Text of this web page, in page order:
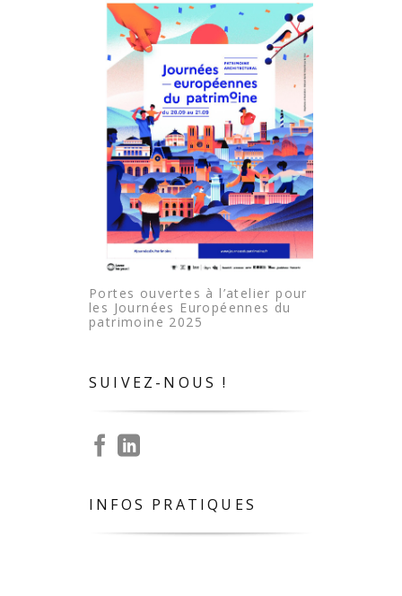
Portes ouvertes à l’atelier pour
les Journées Européennes du
patrimoine 2025
SUIVEZ-NOUS !
INFOS PRATIQUES